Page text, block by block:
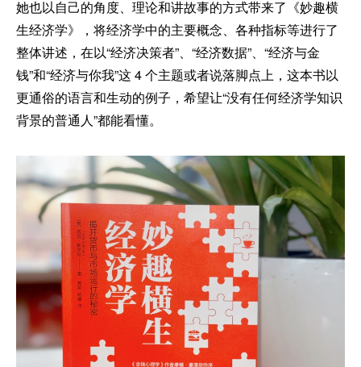
她也以自己的角度、理论和讲故事的方式带来了《妙趣横
生经济学》，将经济学中的主要概念、各种指标等进行了
整体讲述，在以“经济决策者”、“经济数据”、“经济与金
钱”和“经济与你我”这 4 个主题或者说落脚点上，这本书以
更通俗的语言和生动的例子，希望让“没有任何经济学知识
背景的普通人”都能看懂。